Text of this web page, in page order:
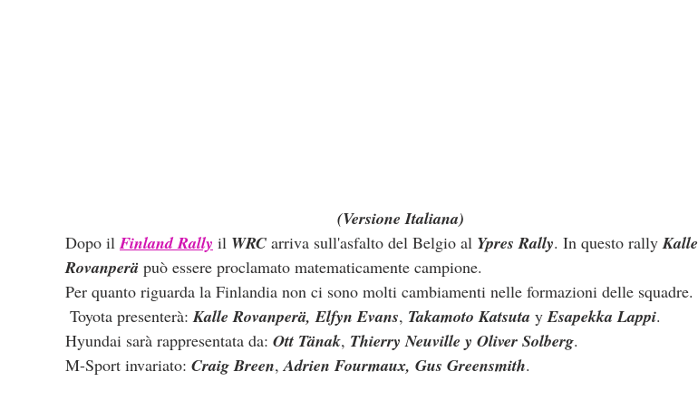
(Versione Italiana)
Dopo il Finland Rally il WRC arriva sull'asfalto del Belgio al Ypres Rally. In questo rally Kalle
Rovanperä può essere proclamato matematicamente campione.
Per quanto riguarda la Finlandia non ci sono molti cambiamenti nelle formazioni delle squadre.
Toyota presenterà: Kalle Rovanperä, Elfyn Evans, Takamoto Katsuta y Esapekka Lappi.
Hyundai sarà rappresentata da: Ott Tänak, Thierry Neuville y Oliver Solberg.
M-Sport invariato: Craig Breen, Adrien Fourmaux, Gus Greensmith.